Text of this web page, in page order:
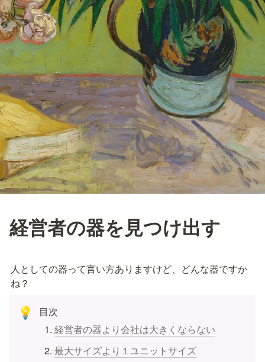
経営者の器を見つけ出す
人としての器って言い方ありますけど、どんな器ですか
ね？
💡
目次
経営者の器より会社は大きくならない
最大サイズより１ユニットサイズ